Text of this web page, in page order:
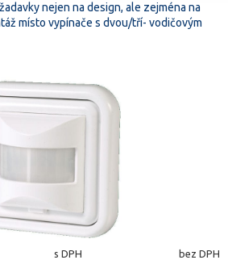
nejen na design, ale zejména na
místo vypínače s dvou/tří- vodičovým
s DPH bez DPH